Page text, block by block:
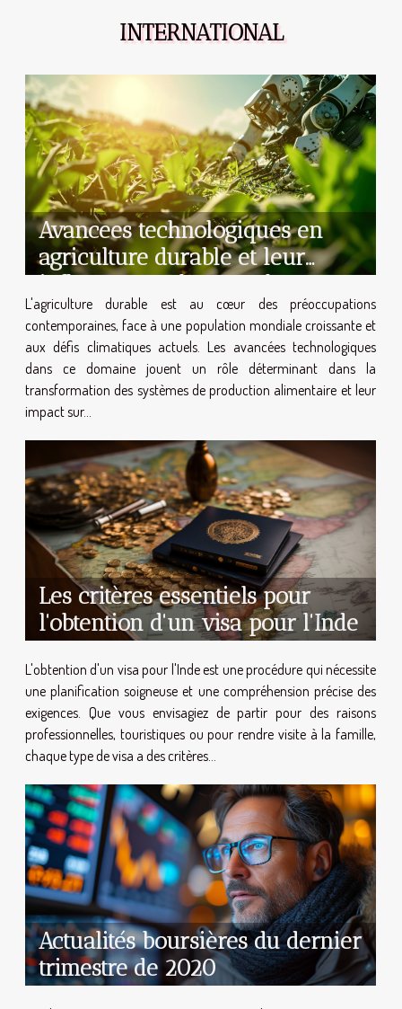
INTERNATIONAL
Avancees technologiques en
agriculture durable et leur
influence sur les marches
alimentaires mondiaux
L'agriculture durable est au cœur des préoccupations
contemporaines, face à une population mondiale croissante et
aux défis climatiques actuels. Les avancées technologiques
dans ce domaine jouent un rôle déterminant dans la
transformation des systèmes de production alimentaire et leur
impact sur...
Les critères essentiels pour
l'obtention d'un visa pour l'Inde
L'obtention d'un visa pour l'Inde est une procédure qui nécessite
une planification soigneuse et une compréhension précise des
exigences. Que vous envisagiez de partir pour des raisons
professionnelles, touristiques ou pour rendre visite à la famille,
chaque type de visa a des critères...
Actualités boursières du dernier
trimestre de 2020